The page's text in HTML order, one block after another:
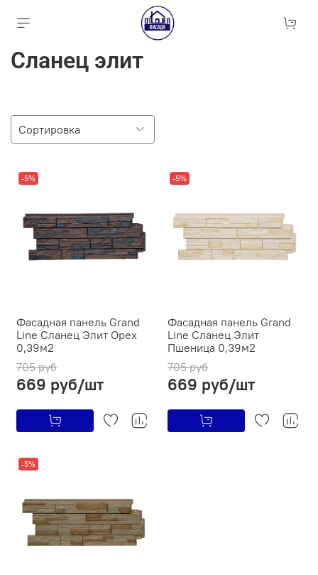
Сланец элит
-5%
Фасадная панель Grand
Line Сланец Элит Орех
0,39м2
705 руб
669 руб/шт
-5%
Фасадная панель Grand
Line Сланец Элит
Пшеница 0,39м2
705 руб
669 руб/шт
-5%